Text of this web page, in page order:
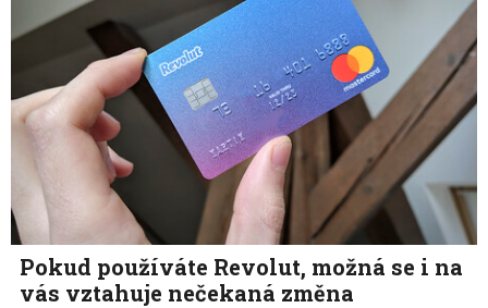
Pokud používáte Revolut, možná se i na
vás vztahuje nečekaná změna